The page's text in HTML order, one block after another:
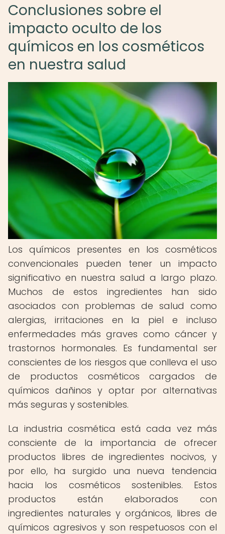
Conclusiones sobre el
impacto oculto de los
químicos en los cosméticos
en nuestra salud
Los químicos presentes en los cosméticos
convencionales pueden tener un impacto
significativo en nuestra salud a largo plazo.
Muchos de estos ingredientes han sido
asociados con problemas de salud como
alergias, irritaciones en la piel e incluso
enfermedades más graves como cáncer y
trastornos hormonales. Es fundamental ser
conscientes de los riesgos que conlleva el uso
de productos cosméticos cargados de
químicos dañinos y optar por alternativas
más seguras y sostenibles.
La industria cosmética está cada vez más
consciente de la importancia de ofrecer
productos libres de ingredientes nocivos, y
por ello, ha surgido una nueva tendencia
hacia los cosméticos sostenibles. Estos
productos están elaborados con
ingredientes naturales y orgánicos, libres de
químicos agresivos y son respetuosos con el